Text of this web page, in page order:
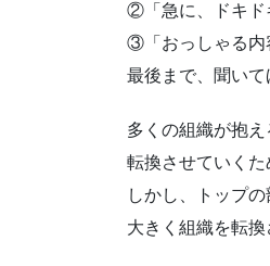
②「急に、ドキド
③「おっしゃる内
最後まで、聞い
多くの組織が抱え
転換させていくた
しかし、トップ
大きく組織を転換